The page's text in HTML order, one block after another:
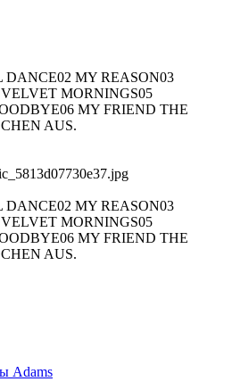
DANCE02 MY REASON03
MORNINGS05
MY FRIEND THE
AUS.
DANCE02 MY REASON03
MORNINGS05
MY FRIEND THE
AUS.
Adams